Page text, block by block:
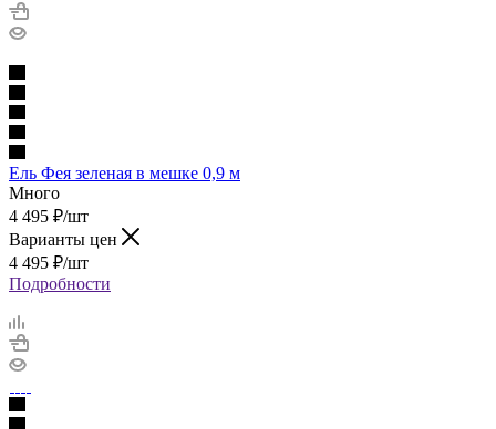
Ель Фея зеленая в мешке 0,9 м
Много
4 495 ₽/шт
Варианты цен
4 495 ₽/шт
Подробности